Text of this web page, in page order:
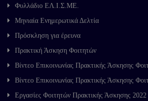
Φυλλάδιο ΕΛ.Ι.Σ.ΜΕ.
Μηνιαία Ενημερωτικά Δελτία
Πρόσκληση για έρευνα
Πρακτική Άσκηση Φοιτητών
Βίντεο Επικοινωνίας Πρακτικής Άσκησης
Βίντεο Επικοινωνίας Πρακτικής Άσκησης
Εργασίες Φοιτητών Πρακτικής Άσκησης 2022